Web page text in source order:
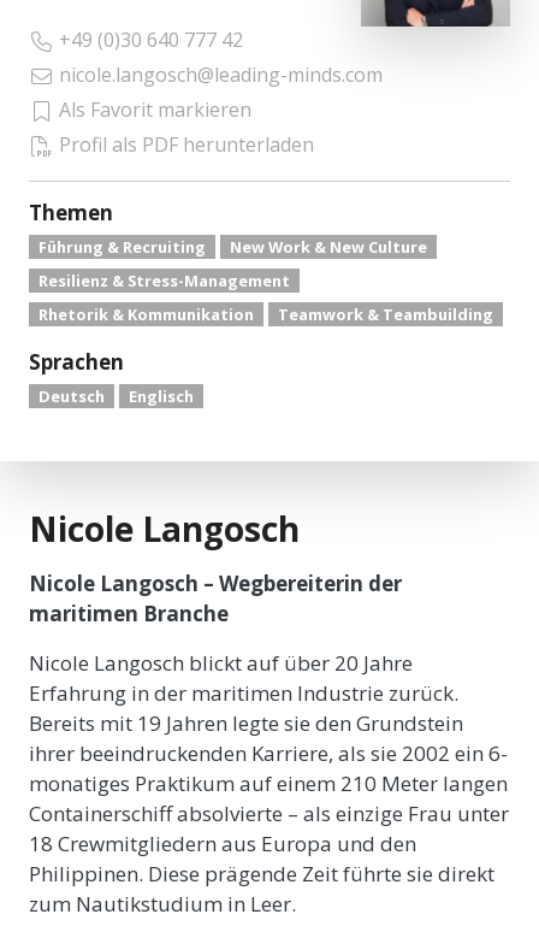
+49 (0)30 640 777 42
nicole.langosch@leading-minds.com
Als Favorit markieren
Profil als PDF herunterladen
Themen
Führung & Recruiting
New Work & New Culture
Resilienz & Stress-Management
Rhetorik & Kommunikation
Teamwork & Teambuilding
Sprachen
Deutsch Englisch
Nicole Langosch
Nicole Langosch – Wegbereiterin der
maritimen Branche
Nicole Langosch blickt auf über 20 Jahre
Erfahrung in der maritimen Industrie zurück.
Bereits mit 19 Jahren legte sie den Grundstein
ihrer beeindruckenden Karriere, als sie 2002 ein 6-
monatiges Praktikum auf einem 210 Meter langen
Containerschiff absolvierte – als einzige Frau unter
18 Crewmitgliedern aus Europa und den
Philippinen. Diese prägende Zeit führte sie direkt
zum Nautikstudium in Leer.